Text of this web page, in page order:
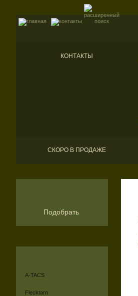
КОНТАКТЫ
СКОРО В ПРОДАЖЕ
Подобрать
A-TACS
Flecktarn